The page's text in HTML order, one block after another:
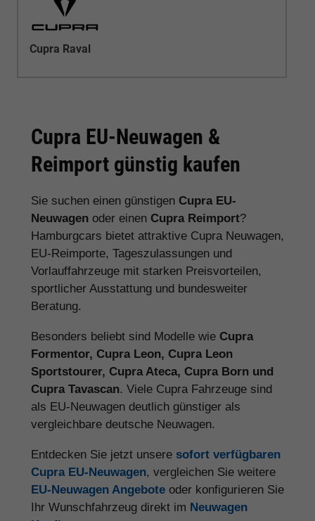
Cupra Raval
Cupra EU-Neuwagen &
Reimport günstig kaufen
Sie suchen einen günstigen Cupra EU-
Neuwagen oder einen Cupra Reimport?
Hamburgcars bietet attraktive Cupra Neuwagen,
EU-Reimporte, Tageszulassungen und
Vorlauffahrzeuge mit starken Preisvorteilen,
sportlicher Ausstattung und bundesweiter
Beratung.
Besonders beliebt sind Modelle wie Cupra
Formentor, Cupra Leon, Cupra Leon
Sportstourer, Cupra Ateca, Cupra Born und
Cupra Tavascan. Viele Cupra Fahrzeuge sind
als EU-Neuwagen deutlich günstiger als
vergleichbare deutsche Neuwagen.
Entdecken Sie jetzt unsere sofort verfügbaren
Cupra EU-Neuwagen, vergleichen Sie weitere
EU-Neuwagen Angebote oder konfigurieren Sie
Ihr Wunschfahrzeug direkt im Neuwagen